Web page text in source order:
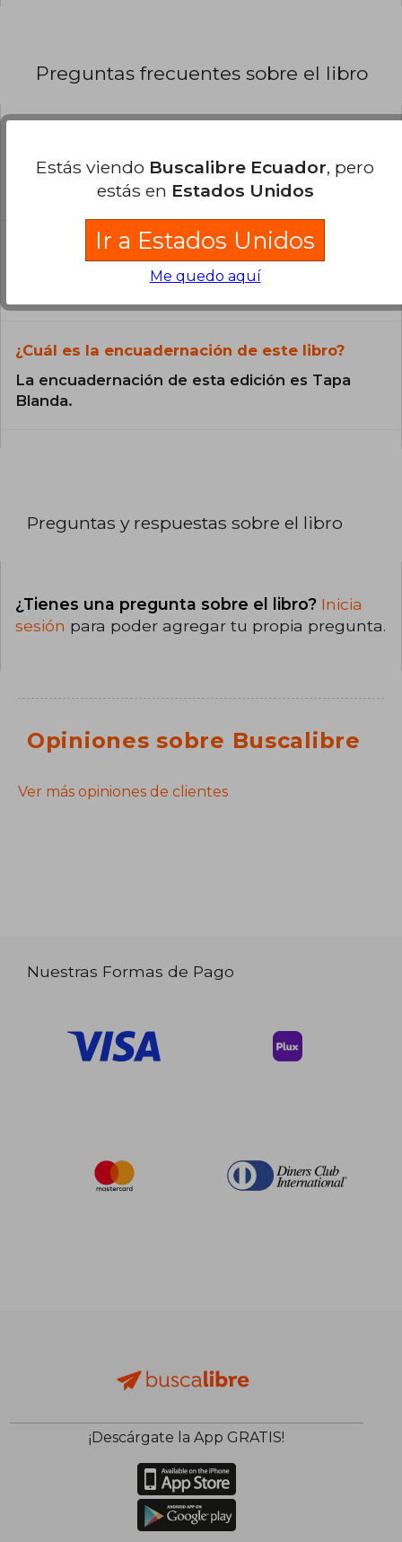
Preguntas frecuentes sobre el libro
Todos los libros de nuestro
catálogo son Originales.
¿En qué Idioma está escrito el
¿Cuál es la encuadernación de este libro?
La encuadernación de esta edición es Tapa
Blanda.
Preguntas y respuestas sobre el libro
¿Tienes una pregunta sobre el libro? Inicia
sesión para poder agregar tu propia pregunta.
Opiniones sobre Buscalibre
Ver más opiniones de clientes
Nuestras Formas de Pago
¡Descárgate la App GRATIS!
Estás viendo Buscalibre Ecuador, pero
estás en Estados Unidos
Ir a Estados Unidos
Me quedo aquí